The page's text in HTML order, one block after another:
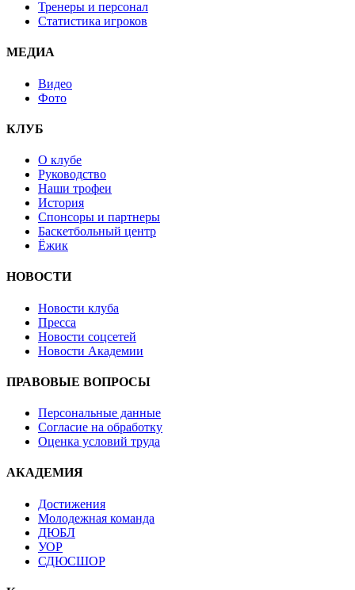
Тренеры и персонал
Статистика игроков
МЕДИА
Видео
Фото
КЛУБ
О клубе
Руководство
Наши трофеи
История
Спонсоры и партнеры
Баскетбольный центр
Ёжик
НОВОСТИ
Новости клуба
Пресса
Новости соцсетей
Новости Академии
ПРАВОВЫЕ ВОПРОСЫ
Персональные данные
Согласие на обработку
Оценка условий труда
АКАДЕМИЯ
Достижения
Молодежная команда
ДЮБЛ
УОР
СДЮСШОР